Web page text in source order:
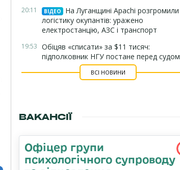
20:11 ВІДЕО
На Луганщині Apachi розгромили
логістику окупантів: уражено
електростанцію, АЗС і транспорт
19:53 Обіцяв «списати» за $11 тисяч:
підполковник НГУ постане перед судом
ВСІ НОВИНИ
ВАКАНСІЇ
Офіцер групи
психологічного супроводу